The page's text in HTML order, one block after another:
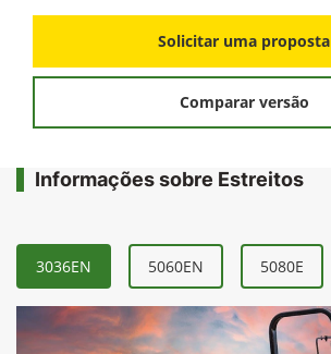
Solicitar uma proposta
Comparar versão
Informações sobre Estreitos
3036EN 5060EN 5080E